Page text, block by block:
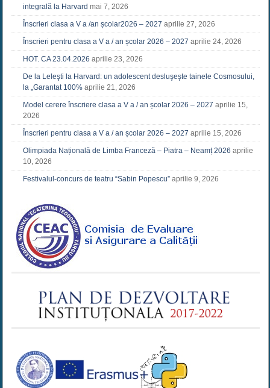
integrală la Harvard mai 7, 2026
Înscrieri clasa a V a /an școlar2026 – 2027 aprilie 27, 2026
Înscrieri pentru clasa a V a / an școlar 2026 – 2027 aprilie 24, 2026
HOT. CA 23.04.2026 aprilie 23, 2026
De la Leleşti la Harvard: un adolescent desluşeşte tainele Cosmosului,
la „Garantat 100% aprilie 21, 2026
Model cerere înscriere clasa a V a / an școlar 2026 – 2027 aprilie 15,
2026
Înscrieri pentru clasa a V a / an școlar 2026 – 2027 aprilie 15, 2026
Olimpiada Națională de Limba Franceză – Piatra – Neamț 2026 aprilie
10, 2026
Festivalul-concurs de teatru “Sabin Popescu” aprilie 9, 2026